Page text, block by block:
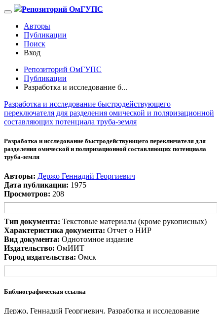
Репозиторий ОмГУПС
Авторы
Публикации
Поиск
Вход
Репозиторий ОмГУПС
Публикации
Разработка и исследование б...
Разработка и исследование быстродействующего
переключателя для разделения омической и поляризационной
составляющих потенциала труба-земля
Разработка и исследование быстродействующего переключателя для
разделения омической и поляризационной составляющих потенциала
труба-земля
Авторы: Держо Геннадий Георгиевич
Дата публикации: 1975
Просмотров: 208
Тип документа: Текстовые материалы (кроме рукописных)
Характеристика документа: Отчет о НИР
Вид документа: Однотомное издание
Издательство: ОмИИТ
Город издательства: Омск
Библиографическая ссылка
Держо, Геннадий Георгиевич. Разработка и исследование